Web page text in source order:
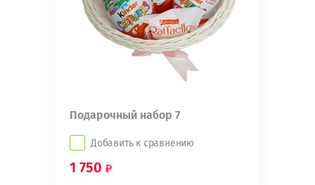
Подарочный набор 7
Добавить к сравнению
1 750